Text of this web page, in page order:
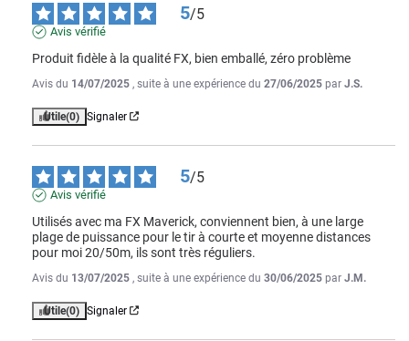
5/5
Avis vérifié
Produit fidèle à la qualité FX, bien emballé, zéro problème
Avis du 14/07/2025 , suite à une expérience du 27/06/2025 par J.S.
Utile(0) Signaler
5/5
Avis vérifié
Utilisés avec ma FX Maverick, conviennent bien, à une large
plage de puissance pour le tir à courte et moyenne distances
pour moi 20/50m, ils sont très réguliers.
Avis du 13/07/2025 , suite à une expérience du 30/06/2025 par J.M.
Utile(0) Signaler